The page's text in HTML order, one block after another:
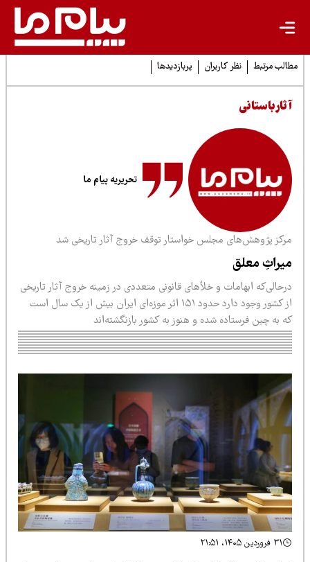
مرتبط نظر کاربران پربازدیدها
تحریریه پیام ما
پژوهش‌های مجلس خواستار توقف خروج آثار تاریخی شد
معلق
ابهامات و خلأهای قانونی متعددی در زمینه خروج آثار تاریخی
از کشور وجود دارد حدود ۱۵۱ اثر موزه‌ای ایران بیش از یک سال است
به چین فرستاده شده و هنوز به کشور بازنگشته‌اند